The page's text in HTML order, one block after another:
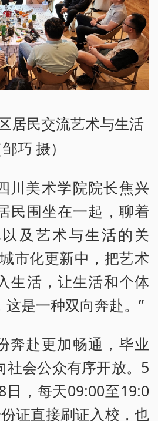
居民交流艺术与生活
邹巧 摄）
川美术学院院长焦兴
民围坐在一起，聊着
及艺术与生活的关
市化更新中，把艺术
生活，让生活和个体
是一种双向奔赴。”
奔赴更加畅通，毕业
社会公众有序开放。5
日，每天09:00至19:0
证直接刷证入校，也